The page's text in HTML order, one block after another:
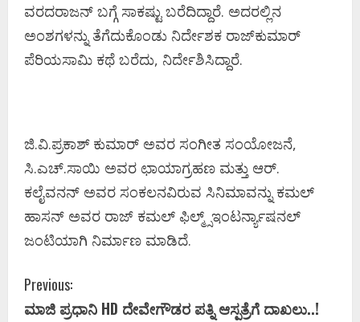
ವರದರಾಜನ್ ಬಗ್ಗೆ ಸಾಕಷ್ಟು ಬರೆದಿದ್ದಾರೆ. ಅದರಲ್ಲಿನ
ಅಂಶಗಳನ್ನು ತೆಗೆದುಕೊಂಡು ನಿರ್ದೇಶಕ ರಾಜ್‌ಕುಮಾರ್
ಪೆರಿಯಸಾಮಿ ಕಥೆ ಬರೆದು, ನಿರ್ದೇಶಿಸಿದ್ದಾರೆ.
ಜಿ.ವಿ.ಪ್ರಕಾಶ್ ಕುಮಾರ್ ಅವರ ಸಂಗೀತ ಸಂಯೋಜನೆ,
ಸಿ.ಎಚ್.ಸಾಯಿ ಅವರ ಛಾಯಾಗ್ರಹಣ ಮತ್ತು ಆರ್.
ಕಲೈವನನ್ ಅವರ ಸಂಕಲನವಿರುವ ಸಿನಿಮಾವನ್ನು ಕಮಲ್
ಹಾಸನ್ ಅವರ ರಾಜ್ ಕಮಲ್ ಫಿಲ್ಮ್ಸ್ಇಂಟರ್ನ್ಯಾಷನಲ್
ಜಂಟಿಯಾಗಿ ನಿರ್ಮಾಣ ಮಾಡಿದೆ.
C
Previous:
ಮಾಜಿ ಪ್ರಧಾನಿ HD ದೇವೇಗೌಡರ ಪತ್ನಿ ಆಸ್ಪತ್ರೆಗೆ ದಾಖಲು..!